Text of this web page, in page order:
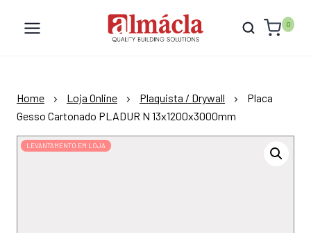
0
Home Loja Online Plaquista / Drywall
Placa
Gesso Cartonado PLADUR N 13x1200x3000mm
LEVANTAMENTO EM LOJA